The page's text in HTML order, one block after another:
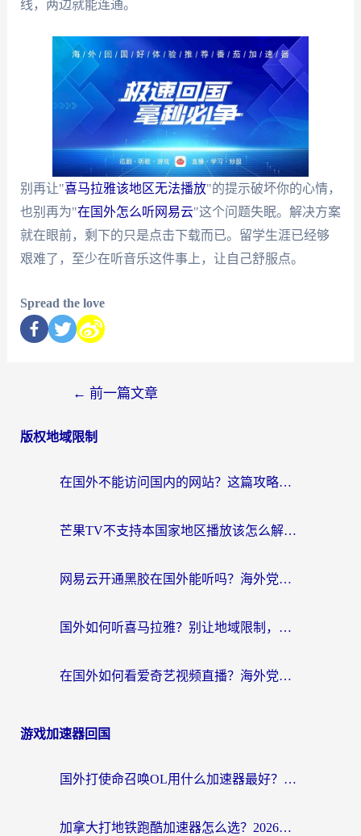
线，两边就能连通。
别再让"喜马拉雅该地区无法播放"的提示破坏你的心情，
也别再为"在国外怎么听网易云"这个问题失眠。解决方案
就在眼前，剩下的只是点击下载而已。留学生涯已经够
艰难了，至少在听音乐这件事上，让自己舒服点。
Spread the love
← 前一篇文章
版权地域限制
在国外不能访问国内的网站？这篇攻略帮你无缝连接家乡资源
芒果TV不支持本国家地区播放该怎么解决？海外党追剧看片的终极指南
网易云开通黑胶在国外能听吗？海外党亲测有效的回国听音乐方案
国外如何听喜马拉雅？别让地域限制，断了你的中文声音陪伴
在国外如何看爱奇艺视频直播？海外党亲测有效的回国加速器指南
游戏加速器回国
国外打使命召唤OL用什么加速器最好？海外玩家国服畅玩全攻略（附小众游戏加速技巧）
加拿大打地铁跑酷加速器怎么选？2026海外玩家实测指南（附王国纪元保卫萝卜3加速技巧）